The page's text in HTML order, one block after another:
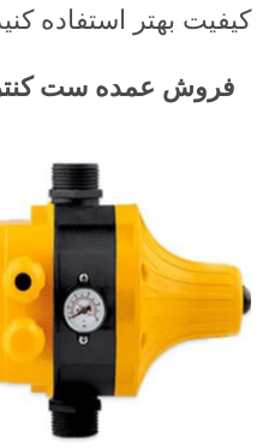
کیفیت بهتر استفاده
فروش عمده ست